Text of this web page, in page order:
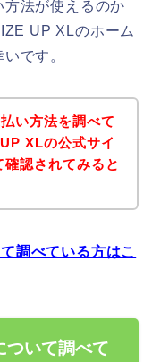
法が使えるのか
UP XLのホーム
です。
い方法を調べて
XLの公式サイ
確認されてみると
調べている方はこ
ついて調べて